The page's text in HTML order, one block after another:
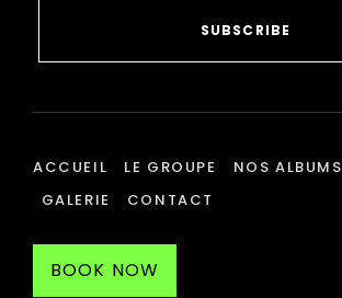
SUBSCRIBE
ACCUEIL LE GROUPE NOS ALBUMS
GALERIE
CONTACT
BOOK NOW